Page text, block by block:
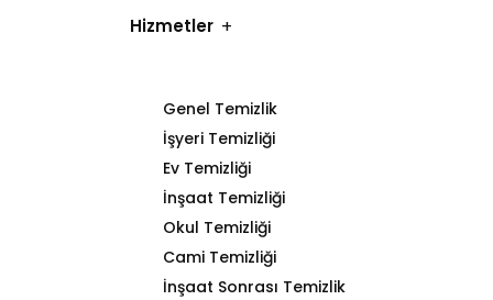
Hizmetler
Genel Temizlik
İşyeri Temizliği
Ev Temizliği
İnşaat Temizliği
Okul Temizliği
Cami Temizliği
İnşaat Sonrası Temizlik